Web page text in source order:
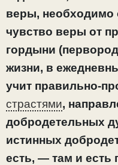
веры, необходимо
чувство веры от
гордыни
жизни, в
учит правильно-
страстями,
добродетельных
истинных
есть, — там и есть